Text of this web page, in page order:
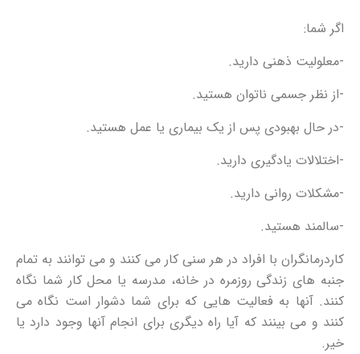
اگر شما:
-معلولیت ذهنی دارید.
-از نظر جسمی ناتوان هستید.
-در حال بهبودی پس از یک بیماری یا عمل هستید.
-اختلالات یادگیری دارید.
-مشکلات روانی دارید.
-سالمند هستید.
کاردرمانگران با افراد در هر سنی کار می کنند و می توانند به تمام
جنبه های زندگی روزمره در خانه، مدرسه یا محل کار شما نگاه
کنند. آنها به فعالیت هایی که برای شما دشوار است نگاه می
کنند و می بینند که آیا راه دیگری برای انجام آنها وجود دارد یا
خیر.